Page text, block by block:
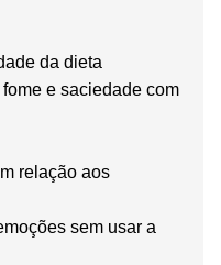
da dieta
e saciedade com
relação aos
sem usar a